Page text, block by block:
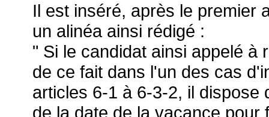
Il est inséré, après le premier
un alinéa ainsi rédigé :
" Si le candidat ainsi appelé à
de ce fait dans l'un des cas
articles 6-1 à 6-3-2, il dispose
de la date de la vacance